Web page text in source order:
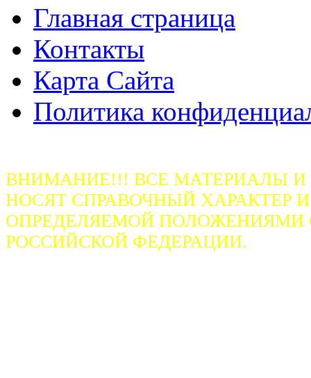
Главная страница
Контакты
Карта Сайта
Политика
ВНИМАНИЕ!!! ВСЕ МАТЕРИАЛЫ
НОСЯТ СПРАВОЧНЫЙ ХАРАКТЕР
ОПРЕДЕЛЯЕМОЙ ПОЛОЖЕНИЯМИ
РОССИЙСКОЙ ФЕДЕРАЦИИ.